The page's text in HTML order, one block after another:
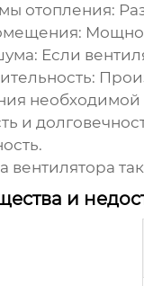
отопления:
Если
необходимой
и
вентилятора
и